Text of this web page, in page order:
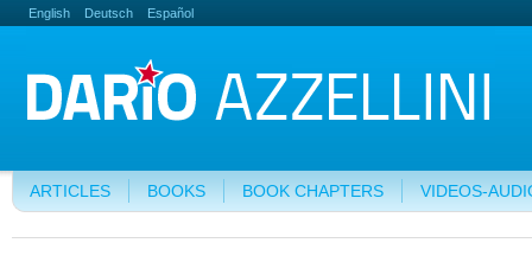
English Deutsch Español
ARTICLES BOOKS BOOK CHAPTERS VIDEOS-